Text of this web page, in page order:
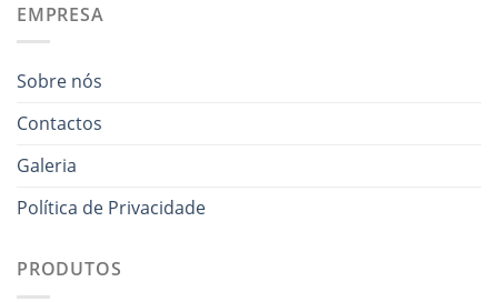
EMPRESA
Sobre nós
Contactos
Galeria
Política de Privacidade
PRODUTOS